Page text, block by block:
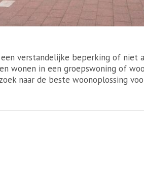
verstandelijke beperking of niet
wonen in een groepswoning of
naar de beste woonoplossing